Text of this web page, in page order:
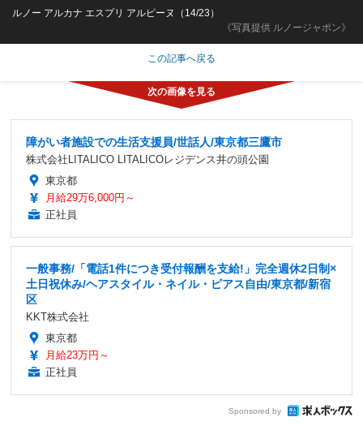
《写真提供 ルノージャポン》
ルノー アルカナ エスプリ アルピーヌ（14/23）
この記事へ戻る
障がい者施設での生活支援員/世話人/東京都三鷹市
株式会社LITALICO LITALICOレジデンス井の頭公園
東京都
月給29万6,000円～
正社員
一般事務/「電話1件につき受付報酬を支給!」完全週休2日制×
土日祝休み/ヘアスタイル・ネイル・ピアス自由/東京都/新宿
区
KKT株式会社
東京都
月給23万円～
正社員
Sponsored by